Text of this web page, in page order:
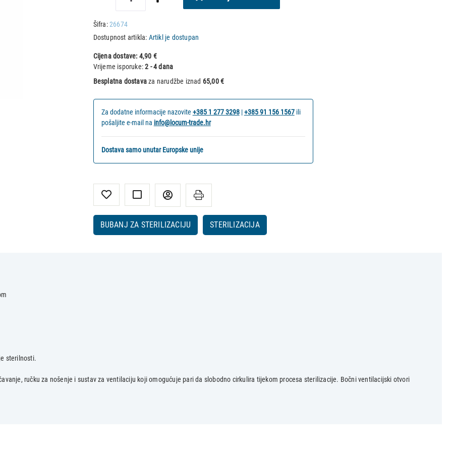
Šifra:26674
Dostupnost artikla: Artikl je dostupan
Cijena dostave: 4,90 €
Vrijeme isporuke:2 - 4 dana
Besplatna dostavaza narudžbe iznad 65,00 €
Za dodatne informacije nazovite +385 1 277 3298|+385 91 156 1567 ili
pošaljite e-mail na info@locum-trade.hr
Dostava samo unutar Europske unije
BUBANJ ZA STERILIZACIJU STERILIZACIJA
sterilnosti.
ručku za nošenje i sustav za ventilaciju koji omogućuje pari da slobodno cirkulira tijekom procesa sterilizacije. Bočni ventilacijski otvori